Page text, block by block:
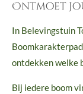
Ontmoet
In Belevingstuin
ontdekken welke
Bij iedere boom